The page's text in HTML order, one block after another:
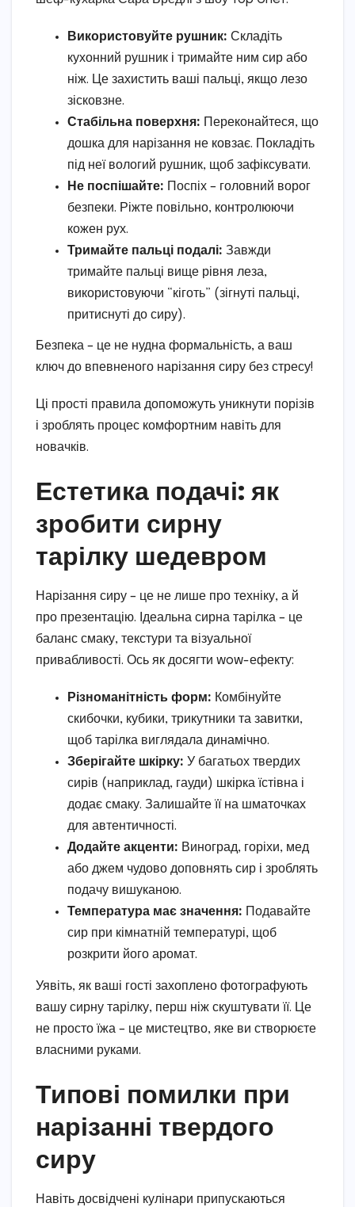
Використовуйте рушник: Складіть
кухонний рушник і тримайте ним сир або
ніж. Це захистить ваші пальці, якщо лезо
зісковзне.
Стабільна поверхня: Переконайтеся, що
дошка для нарізання не ковзає. Покладіть
під неї вологий рушник, щоб зафіксувати.
Не поспішайте: Поспіх – головний ворог
безпеки. Ріжте повільно, контролюючи
кожен рух.
Тримайте пальці подалі: Завжди
тримайте пальці вище рівня леза,
використовуючи “кіготь” (зігнуті пальці,
притиснуті до сиру).
Безпека – це не нудна формальність, а ваш
ключ до впевненого нарізання сиру без стресу!
Ці прості правила допоможуть уникнути порізів
і зроблять процес комфортним навіть для
новачків.
Естетика подачі: як
зробити сирну
тарілку шедевром
Нарізання сиру – це не лише про техніку, а й
про презентацію. Ідеальна сирна тарілка – це
баланс смаку, текстури та візуальної
привабливості. Ось як досягти wow-ефекту:
Різноманітність форм: Комбінуйте
скибочки, кубики, трикутники та завитки,
щоб тарілка виглядала динамічно.
Зберігайте шкірку: У багатьох твердих
сирів (наприклад, гауди) шкірка їстівна і
додає смаку. Залишайте її на шматочках
для автентичності.
Додайте акценти: Виноград, горіхи, мед
або джем чудово доповнять сир і зроблять
подачу вишуканою.
Температура має значення: Подавайте
сир при кімнатній температурі, щоб
розкрити його аромат.
Уявіть, як ваші гості захоплено фотографують
вашу сирну тарілку, перш ніж скуштувати її. Це
не просто їжа – це мистецтво, яке ви створюєте
власними руками.
Типові помилки при
нарізанні твердого
сиру
Навіть досвідчені кулінари припускаються